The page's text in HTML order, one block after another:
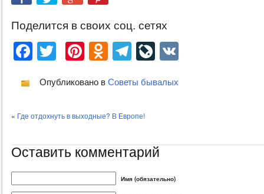
Поделится в своих соц. сетях
Facebook
TwitterPinterest
Odnoklassniki
Telegram
LiveJournal
Опубликовано в Советы бывалых
« Где отдохнуть в выходные? В Европе!
Оставить комментарий
Имя (обязательно)